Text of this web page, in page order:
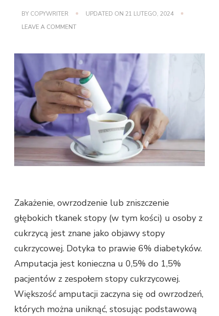
BY COPYWRITER UPDATED ON 21 LUTEGO, 2024
LEAVE A COMMENTON
STOPY
CUKRZYCOWEJ?
Zakażenie, owrzodzenie lub zniszczenie
głębokich tkanek stopy (w tym kości) u osoby z
cukrzycą jest znane jako objawy stopy
cukrzycowej. Dotyka to prawie 6% diabetyków.
Amputacja jest konieczna u 0,5% do 1,5%
pacjentów z zespołem stopy cukrzycowej.
Większość amputacji zaczyna się od owrzodzeń,
których można uniknąć, stosując podstawową